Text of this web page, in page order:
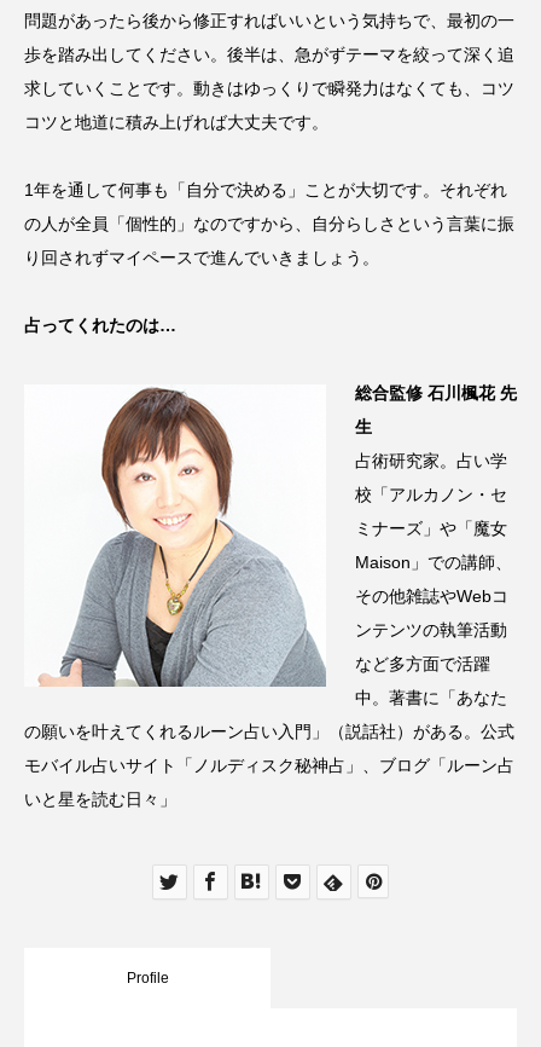
問題があったら後から修正すればいいという気持ちで、最初の一
歩を踏み出してください。後半は、急がずテーマを絞って深く追
求していくことです。動きはゆっくりで瞬発力はなくても、コツ
コツと地道に積み上げれば大丈夫です。
1年を通して何事も「自分で決める」ことが大切です。それぞれ
の人が全員「個性的」なのですから、自分らしさという言葉に振
り回されずマイペースで進んでいきましょう。
占ってくれたのは…
総合監修 石川楓花 先
生
占術研究家。占い学
校「アルカノン・セ
ミナーズ」や「魔女
Maison」での講師、
その他雑誌やWebコ
ンテンツの執筆活動
など多方面で活躍
中。著書に「あなた
の願いを叶えてくれるルーン占い入門」（説話社）がある。公式
モバイル占いサイト「ノルディスク秘神占」、ブログ「ルーン占
いと星を読む日々」
Profile